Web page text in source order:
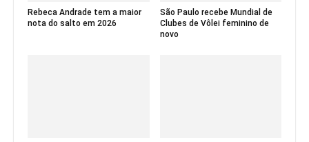
Rebeca Andrade tem a maior
nota do salto em 2026
São Paulo recebe Mundial de
Clubes de Vôlei feminino de
novo